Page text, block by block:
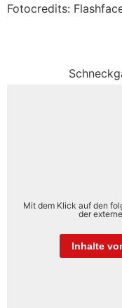
Fotocredits:
Mit dem Klick auf den
der
Inhalte